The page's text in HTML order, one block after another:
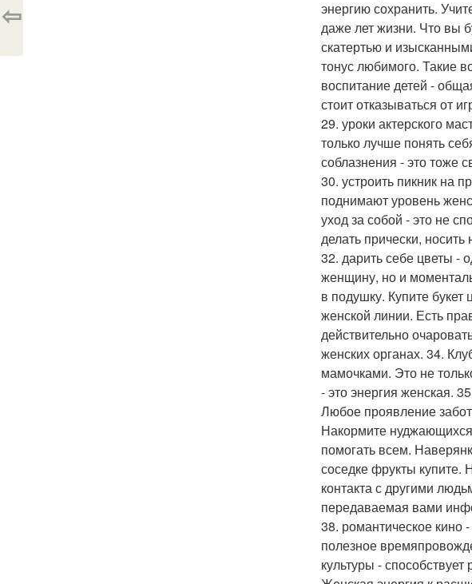
энергию сохранить.
даже лет жизни. Что вы
скатертью и
тонус любимого. Такие
воспитание детей -
стоит отказываться от
29. уроки актерского
только лучше понять
соблазнения - это тоже
30. устроить пикник на
поднимают уровень
уход за собой - это не
делать прически,
32. дарить себе цветы -
женщину, но и
в подушку. Купите букет
женской линии. Есть
действительно
женских органах. 34.
мамочками. Это не
- это энергия женская.
Любое проявление
Накормите
помогать всем.
соседке фрукты
контакта с другими
передаваемая вами
38. романтическое кино
полезное
культуры -
⇦